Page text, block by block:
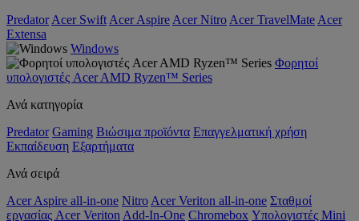
Predator Acer Swift Acer Aspire Acer Nitro Acer TravelMate Acer
Extensa
Windows
Φορητοί
υπολογιστές Acer AMD Ryzen™ Series
Ανά κατηγορία
Predator Gaming Βιώσιμα προϊόντα Επαγγελματική χρήση
Εκπαίδευση Εξαρτήματα
Ανά σειρά
Acer Aspire all-in-one Nitro Acer Veriton all-in-one Σταθμοί
εργασίας Acer Veriton Add-In-One Chromebox Υπολογιστές Mini